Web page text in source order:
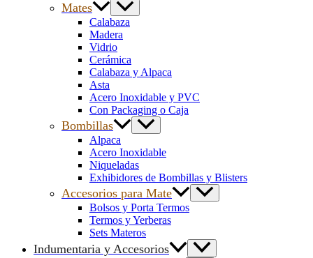
Mates
Calabaza
Madera
Vidrio
Cerámica
Calabaza y Alpaca
Asta
Acero Inoxidable y PVC
Con Packaging o Caja
Bombillas
Alpaca
Acero Inoxidable
Niqueladas
Exhibidores de Bombillas y Blisters
Accesorios para Mate
Bolsos y Porta Termos
Termos y Yerberas
Sets Materos
Indumentaria y Accesorios